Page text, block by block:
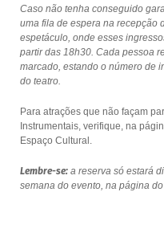
Caso não tenha conseguido
uma fila de espera na recepção
espetáculo, onde esses
partir das 18h30. Cada pessoa
marcado, estando o número de
do teatro.
Para atrações que não façam
Instrumentais, verifique, na
Espaço Cultural.
Lembre-se:a reserva só estará
semana do evento, na página